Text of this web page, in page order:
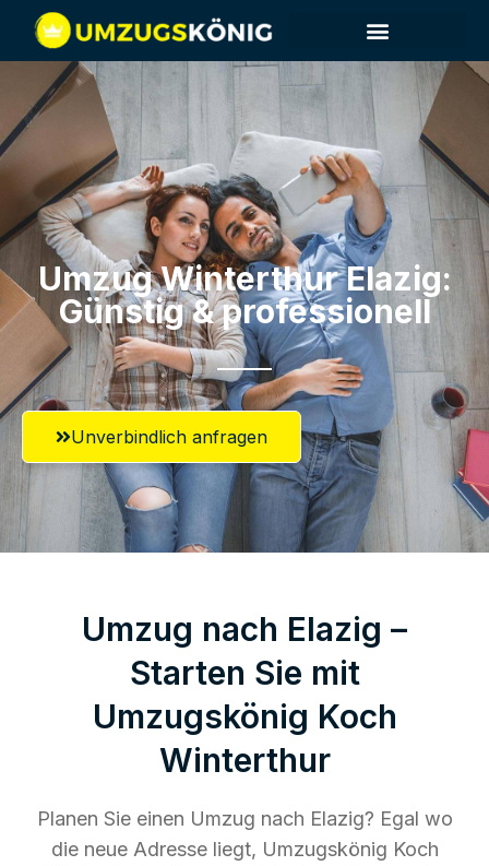
Umzug Winterthur​ Elazig:
Günstig & professionell​
Unverbindlich anfragen
Umzug nach Elazig –
Starten Sie mit
Umzugskönig Koch
Winterthur
Planen Sie einen Umzug nach Elazig? Egal wo
die neue Adresse liegt, Umzugskönig Koch